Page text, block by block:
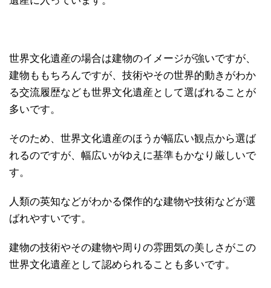
世界文化遺産の場合は建物のイメージが強いですが、
建物ももちろんですが、技術やその世界的動きがわか
る交流履歴なども世界文化遺産として選ばれることが
多いです。
そのため、世界文化遺産のほうが幅広い観点から選ば
れるのですが、幅広いがゆえに基準もかなり厳しいで
す。
人類の英知などがわかる傑作的な建物や技術などが選
ばれやすいです。
建物の技術やその建物や周りの雰囲気の美しさがこの
世界文化遺産として認められることも多いです。